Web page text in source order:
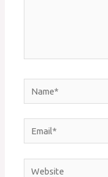
Name*
Email*
Website